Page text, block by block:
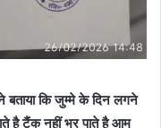
कि जुम्मे के दिन लगने
है टैंक नहीं भर पाते है आम